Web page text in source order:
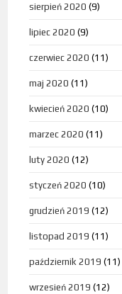
sierpień 2020 (9)
lipiec 2020 (9)
czerwiec 2020 (11)
maj 2020 (11)
kwiecień 2020 (10)
marzec 2020 (11)
luty 2020 (12)
styczeń 2020 (10)
grudzień 2019 (12)
listopad 2019 (11)
październik 2019 (11)
wrzesień 2019 (12)